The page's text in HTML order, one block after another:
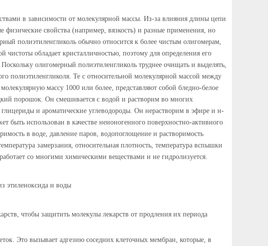
в зависимости от молекулярной массы. Из-за влияния длины цепи
физические свойства (например, вязкость) и разные применения, но
полиэтиленгликоль обычно относится к более чистым олигомерам,
обладает кристалличностью, поэтому для определения его
олигомерный полиэтиленгликоль труднее очищать и выделять,
полиэтиленгликоля. Те с относительной молекулярной массой между
массу 1000 или более, представляют собой бледно-белое
порошок. Он смешивается с водой и растворим во многих
и ароматические углеводороды. Он нерастворим в эфире и н-
быть использован в качестве неионогенного поверхностно-активного
в воде, давление паров, водопоглощение и растворимость
замерзания, относительная плотность, температура вспышки
со многими химическими веществами и не гидролизуется.
этиленоксида и воды
чтобы защитить молекулы лекарств от продления их периода
Это вызывает адгезию соседних клеточных мембран, которые, в